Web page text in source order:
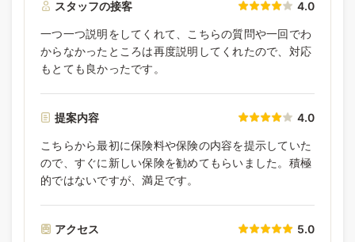
スタッフの接客 4.0
一つ一つ説明をしてくれて、こちらの質問や一回でわ
からなかったところは再度説明してくれたので、対応
もとても良かったです。
提案内容 4.0
こちらから最初に保険料や保険の内容を提示していた
ので、すぐに新しい保険を勧めてもらいました。積極
的ではないですが、満足です。
アクセス 5.0